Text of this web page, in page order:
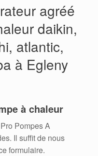
agréé
daikin,
atlantic,
à Egleny
à chaleur
Pompes A
Il suffit de nous
formulaire.